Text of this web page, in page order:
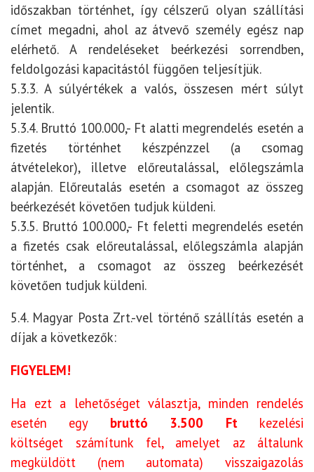
időszakban történhet, így célszerű olyan szállítási
címet megadni, ahol az átvevő személy egész nap
elérhető. A rendeléseket beérkezési sorrendben,
feldolgozási kapacitástól függően teljesítjük.
5.3.3. A súlyértékek a valós, összesen mért súlyt
jelentik.
5.3.4. Bruttó 100.000,- Ft alatti megrendelés esetén a
fizetés történhet készpénzzel (a csomag
átvételekor), illetve előreutalással, előlegszámla
alapján. Előreutalás esetén a csomagot az összeg
beérkezését követően tudjuk küldeni.
5.3.5. Bruttó 100.000,- Ft feletti megrendelés esetén
a fizetés csak előreutalással, előlegszámla alapján
történhet, a csomagot az összeg beérkezését
követően tudjuk küldeni.
5.4. Magyar Posta Zrt.-vel történő szállítás esetén a
díjak a következők:
FIGYELEM!
Ha ezt a lehetőséget választja, minden rendelés
esetén egy bruttó 3.500 Ftkezelési
költséget számítunk fel, amelyet az általunk
megküldött (nem automata) visszaigazolás